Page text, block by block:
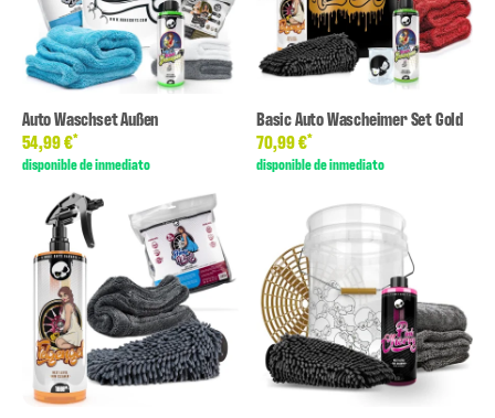
Auto Waschset Außen
54,99 €*
disponible de inmediato
Basic Auto Wascheimer Set Gold
70,99 €*
disponible de inmediato